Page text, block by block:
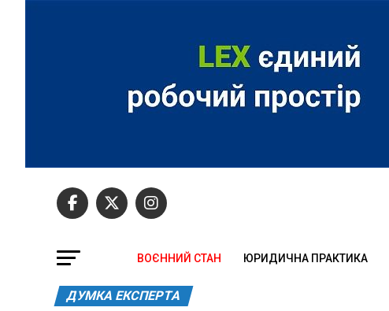
ВОЄННИЙ СТАН ЮРИДИЧНА ПРАКТИКА
ДУМКА ЕКСПЕРТА